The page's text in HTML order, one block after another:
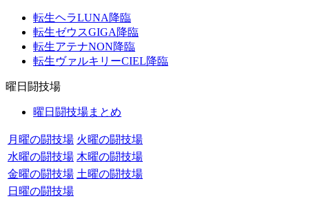
転生ヘラLUNA降臨
転生ゼウスGIGA降臨
転生アテナNON降臨
転生ヴァルキリーCIEL降臨
曜日闘技場
曜日闘技場まとめ
月曜の闘技場 火曜の闘技場
水曜の闘技場 木曜の闘技場
金曜の闘技場 土曜の闘技場
日曜の闘技場